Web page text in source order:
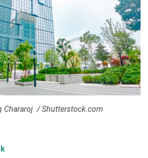
Chararoj / Shutterstock.com